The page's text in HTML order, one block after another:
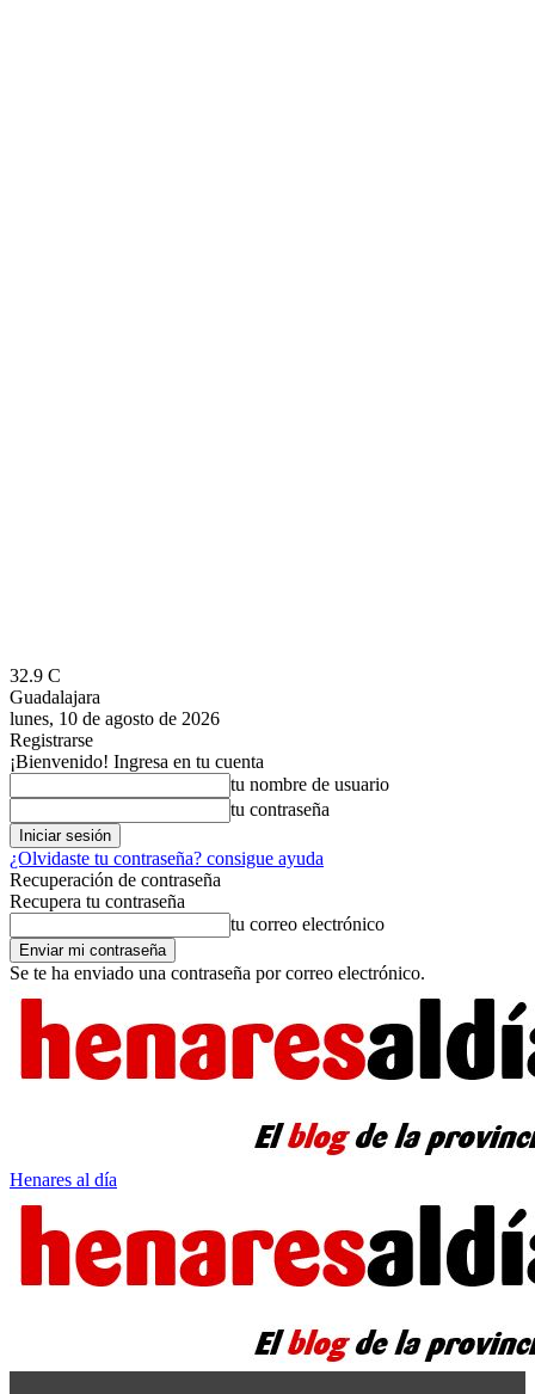
32.9 C
Guadalajara
lunes, 10 de agosto de 2026
Registrarse
¡Bienvenido! Ingresa en tu cuenta
tu nombre de usuario
tu contraseña
¿Olvidaste tu contraseña? consigue ayuda
Recuperación de contraseña
Recupera tu contraseña
tu correo electrónico
Se te ha enviado una contraseña por correo electrónico.
Henares al día